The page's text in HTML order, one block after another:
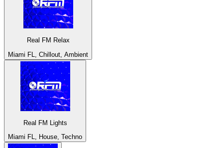
Real FM Relax
Miami FL, Chillout, Ambient
Real FM Lights
Miami FL, House, Techno